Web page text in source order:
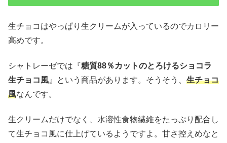
生チョコはやっぱり生クリームが入っているのでカロリー
高めです。
シャトレーゼでは『糖質88％カットのとろけるショコラ
生チョコ風 』という商品があります。そうそう、 生チョコ
風なんです。
生クリームだけでなく、水溶性食物繊維をたっぷり配合し
て生チョコ風に仕上げているようですよ。甘さ控えめなと